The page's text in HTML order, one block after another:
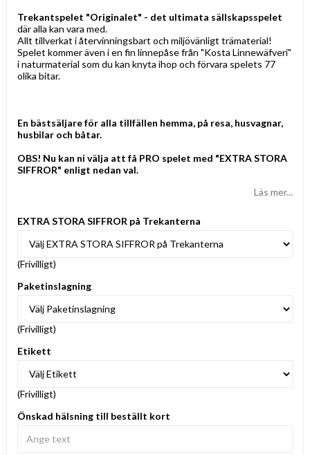
Trekantspelet "Originalet" - det ultimata sällskapsspelet
där alla kan vara med.
Allt tillverkat i återvinningsbart och miljövänligt trämaterial!
Spelet kommer även i en fin linnepåse från "Kosta Linnewäfveri"
i naturmaterial som du kan knyta ihop och förvara spelets 77
olika bitar.
En bästsäljareför alla tillfällen hemma, på resa, husvagnar,
husbilar och båtar.
OBS! Nu kan ni välja att få PRO spelet med "EXTRA STORA
SIFFROR" enligt nedan val.
Läs mer...
EXTRA STORA SIFFROR på Trekanterna
(Frivilligt)
Paketinslagning
(Frivilligt)
Etikett
(Frivilligt)
Önskad hälsning till beställt kort